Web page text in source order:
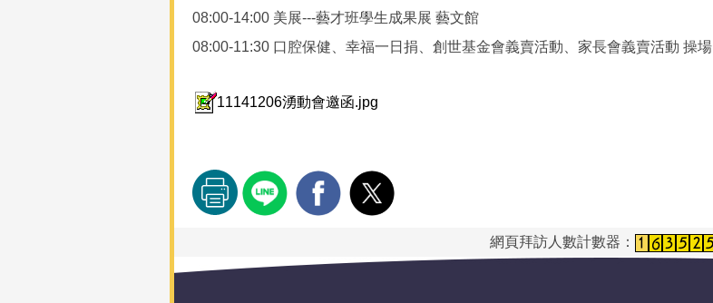
08:00-14:00 美展---藝才班學生成果展 藝文館
08:00-11:30 口腔保健、幸福一日捐、創世基金會義賣活動、家長會義賣活動 操場
11141206湧動會邀函.jpg
網頁拜訪人數計數器：